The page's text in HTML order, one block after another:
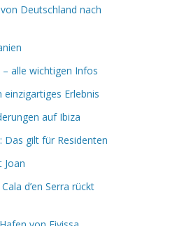
Deutschland nach
alle wichtigen Infos
einzigartiges Erlebnis
auf Ibiza
Das gilt für Residenten
Joan
d’en Serra rückt